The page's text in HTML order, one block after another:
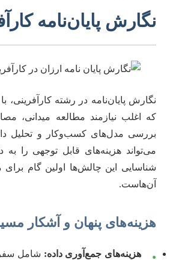
نگارش پایان‌نامه
نگارش پایان‌نامه در رشته کارآفرینی،
که اغلب نیازمند مطالعه میدانی،
بررسی مدل‌های کسب‌وکار و تحلیل
می‌تواند هزینه‌های قابل توجهی را به
شناسایی این چالش‌ها اولین گام برای
آن‌هاست.
هزینه‌های پنهان و آشکار
• هزینه‌های جمع‌آوری داده: شامل